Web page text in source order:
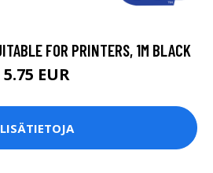
FOR PRINTERS, 1M BLACK
5.75 EUR
LISÄTIETOJA